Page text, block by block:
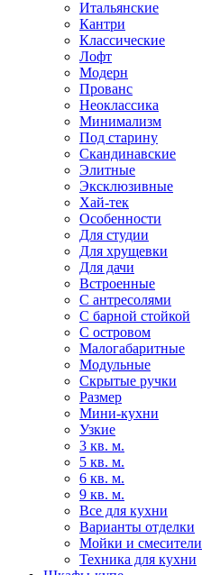
Итальянские
Кантри
Классические
Лофт
Модерн
Прованс
Неоклассика
Минимализм
Под старину
Скандинавские
Элитные
Эксклюзивные
Хай-тек
Особенности
Для студии
Для хрущевки
Для дачи
Встроенные
С антресолями
С барной стойкой
С островом
Малогабаритные
Модульные
Скрытые ручки
Размер
Мини-кухни
Узкие
3 кв. м.
5 кв. м.
6 кв. м.
9 кв. м.
Все для кухни
Варианты отделки
Мойки и смесители
Техника для кухни